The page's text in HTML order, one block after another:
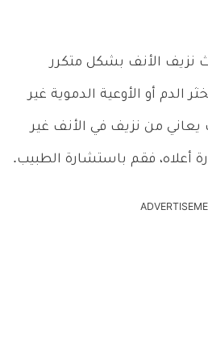
نزيف الأنف بشكل متكرر
الدم أو الأوعية الدموية غير
يعاني من نزيف في الأنف غير
أعلاه، فقم باستشارة الطبيب.